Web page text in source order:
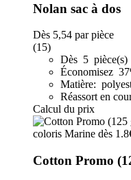
Nolan sac à dos
Dès 5,54 par pièce
(15)
Dès 5 pièce(s)
Économisez
Matière:
Réassort en
Calcul du prix
Cotton Promo